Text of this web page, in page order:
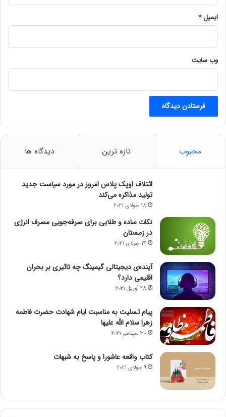
ایمیل*
وب‌ سایت
محبوب تازه ترین دیدگاه ها
ائتلاف اوپک پلاس امروز در مورد سیاست جدید
تولید مذاکره می‌کند
18 جولای 2021
نکات ساده و طلایی برای صرفه‌جویی مصرف انرژی
در زمستان
14 جولای 2021
آینده‌ی دیجیتالی گیمینگ چه تاثیری بر بحران
اقلیمی دارد؟
28 آوریل 2021
پیام تسلیت به مناسبت ایام شهادت حضرت فاطمه
زهرا سلام الله علیها
30 سپتامبر 2021
کتاب واقعه عاشورا و پاسخ به شبهات
9 جولای 2021